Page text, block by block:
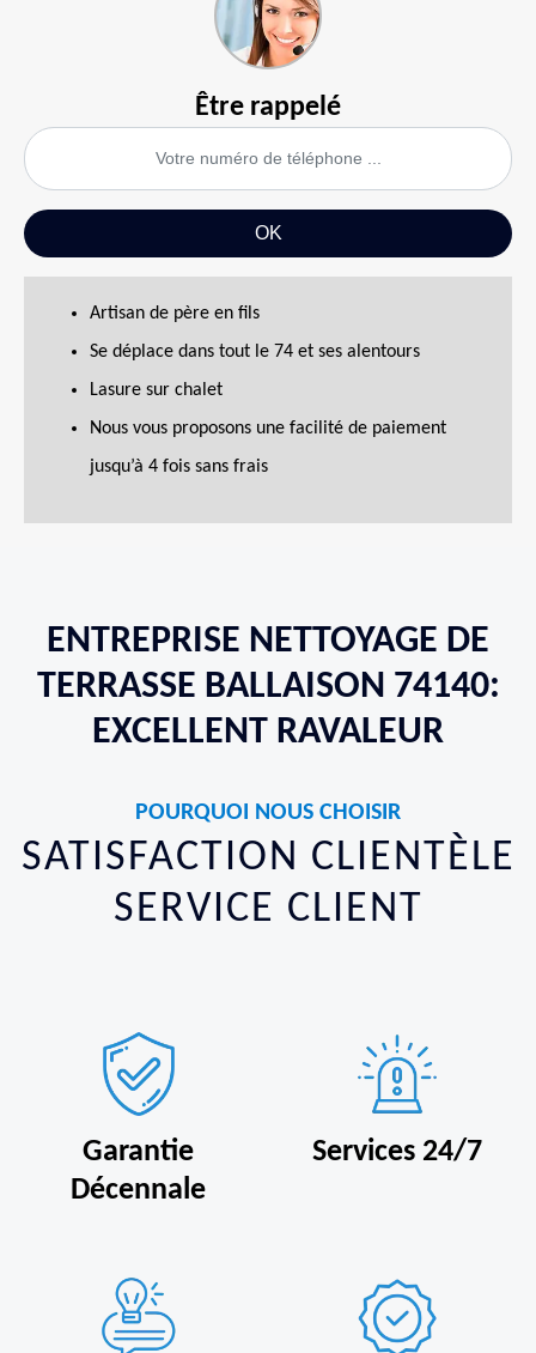
Être rappelé
Artisan de père en fils
Se déplace dans tout le 74 et ses alentours
Lasure sur chalet
Nous vous proposons une facilité de paiement
jusqu’à 4 fois sans frais
ENTREPRISE NETTOYAGE DE
TERRASSE BALLAISON 74140:
EXCELLENT RAVALEUR
POURQUOI NOUS CHOISIR
SATISFACTION CLIENTÈLE
SERVICE CLIENT
Garantie
Décennale
Services 24/7